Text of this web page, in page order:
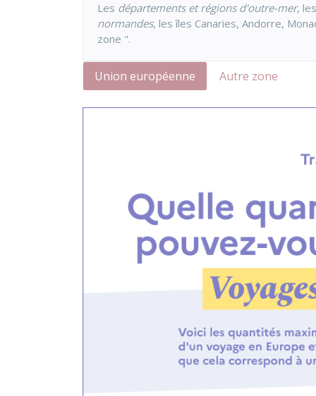
Les départements et régions d'outre-mer, les
normandes, les îles Canaries, Andorre,
zone ".
Union européenne Autre zone